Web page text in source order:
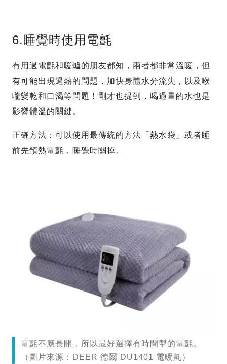
6.睡覺時使用電氈
有用過電氈和暖爐的朋友都知，兩者都非常溫暖，但
有可能出現過熱的問題，加快身體水分流失，以及喉
嚨變乾和口渴等問題！剛才也提到，喝過量的水也是
影響體溫的關鍵。
正確方法：可以使用最傳統的方法「熱水袋」或者睡
前先預熱電氈，睡覺時關掉。
電氈不應長開，所以最好選擇有時間掣的電氈。
（圖片來源：DEER 德爾 DU1401 電暖氈）